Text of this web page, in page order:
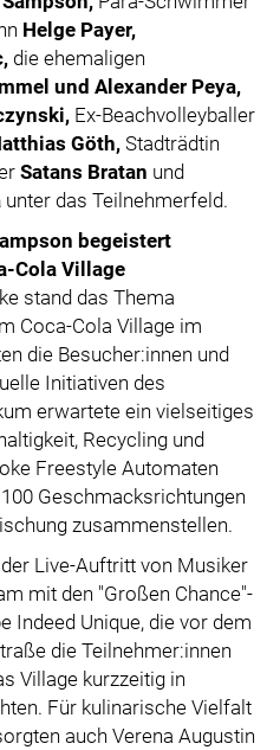
Helge Payer,
die ehemaligen
und Alexander Peya,
Ex-Beachvolleyballer
Göth, Stadträdtin
Satans Bratan und
unter das Teilnehmerfeld.
begeistert
Cola Village
stand das Thema
Coca-Cola Village im
die Besucher:innen und
Initiativen des
erwartete ein vielseitiges
Recycling und
Freestyle Automaten
Geschmacksrichtungen
zusammenstellen.
Live-Auftritt von Musiker
mit den "Großen Chance"-
Indeed Unique, die vor dem
die Teilnehmer:innen
Village kurzzeitig in
Für kulinarische Vielfalt
auch Verena Augustin